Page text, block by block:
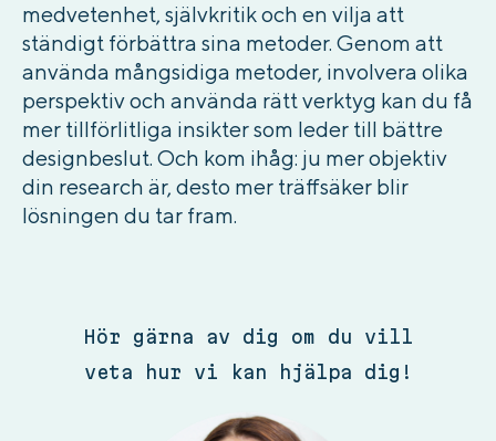
medvetenhet, självkritik och en vilja att
ständigt förbättra sina metoder. Genom att
använda mångsidiga metoder, involvera olika
perspektiv och använda rätt verktyg kan du få
mer tillförlitliga insikter som leder till bättre
designbeslut. Och kom ihåg: ju mer objektiv
din research är, desto mer träffsäker blir
lösningen du tar fram.
Hör gärna av dig om du vill
veta hur vi kan hjälpa dig!